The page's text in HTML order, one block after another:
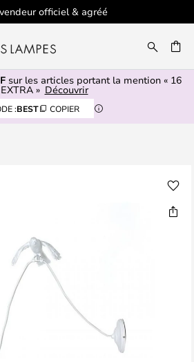
officiel & agréé
sur les articles portant la mention « 16
» Découvrir
:BEST COPIER